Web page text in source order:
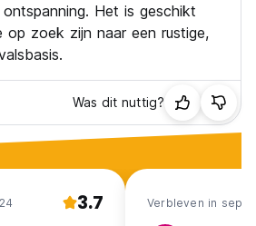
Het is geschikt
op zoek zijn naar een rustige,
Was dit nuttig?
3.7 Verbleven in sep